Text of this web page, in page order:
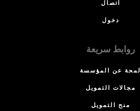
اتصال
دخول
روابط سريعة
لمحة عن المؤسسة
مجالات التمويل
منح التمويل